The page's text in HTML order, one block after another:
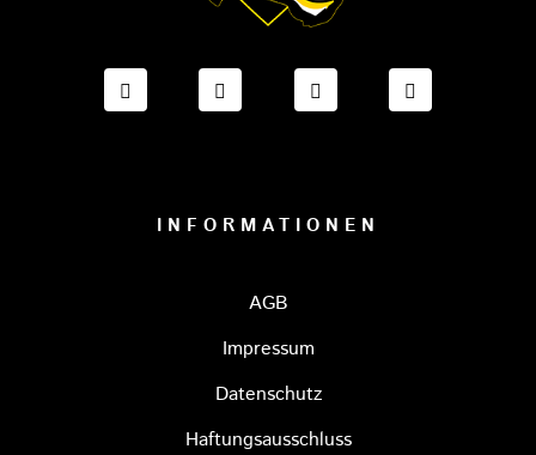
FACEBOOK ONESTO TIGERS BAYREUTH
INSTAGRAM ONESTO TIGERS
TIKTOK ONESTO
INFORMATIONEN
AGB
Impressum
Datenschutz
Haftungsausschluss